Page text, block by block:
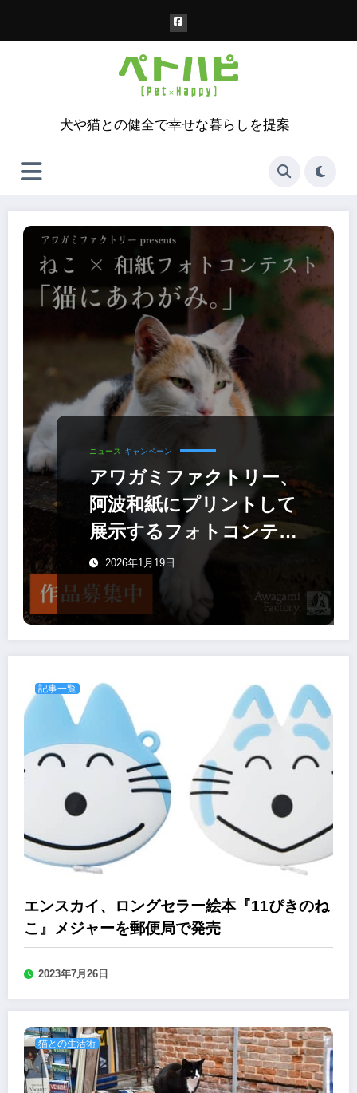
犬や猫との健全で幸せな暮らしを提案
ニュース キャンペーン
アワガミファクトリー、
阿波和紙にプリントして
展示するフォトコンテス
ト「猫にあわがみ。」
2/1まで
2026年1月19日
記事一覧
エンスカイ、ロングセラー絵本『11ぴきのね
こ』メジャーを郵便局で発売
2023年7月26日
猫との生活術